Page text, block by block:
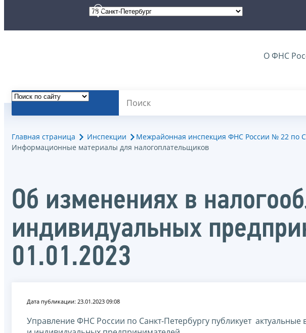
О ФНС
Главная страница Инспекции
Межрайонная инспекция ФНС России № 22 по
Информационные материалы для налогоплательщиков
Об изменениях в
индивидуальных
01.01.2023
Дата публикации: 23.01.2023 09:08
Управление ФНС России по Санкт-Петербургу публикует